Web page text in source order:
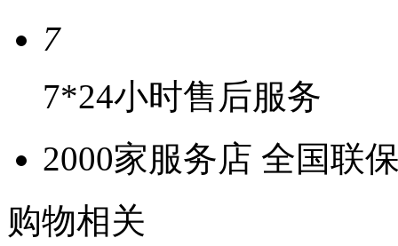
7
7*24小时售后服务
2000家服务店 全国联
购物相关